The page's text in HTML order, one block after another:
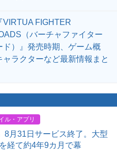
VIRTUA FIGHTER
（バーチャファイター
ド）』発売時期、ゲーム概
ャラクターなど最新情報まと
ル・アプリ
8月31日サービス終了。大型
経て約4年9カ月で幕